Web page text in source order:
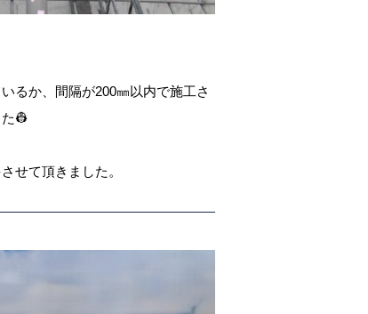
るか、間隔が200㎜以内で施工さ
👷
せて頂きました。